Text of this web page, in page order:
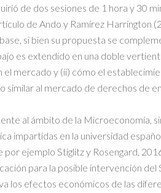
de dos sesiones de 1 hora y 30
de Ando y Ramírez Harrington
si bien su propuesta se
es extendido en una doble
mercado y (ii) cómo el
similar al mercado de derechos de
al ámbito de la Microeconomía,
impartidas en la universidad
ejemplo Stiglitz y Rosengard,
para la posible intervención del
los efectos económicos de las